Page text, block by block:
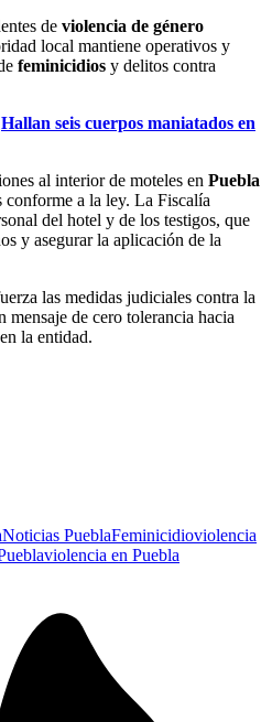
de violencia de género
local mantiene operativos y
feminicidios y delitos contra
Hallan seis cuerpos maniatados en
al interior de moteles en Puebla
conforme a la ley. La Fiscalía
del hotel y de los testigos, que
y asegurar la aplicación de la
las medidas judiciales contra la
mensaje de cero tolerancia hacia
en la entidad.
Noticias PueblaFeminicidioviolencia
violencia en Puebla